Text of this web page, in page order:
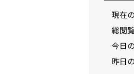
現在
総閲
今日
昨日